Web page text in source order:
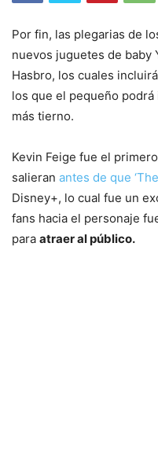
Por fin, las plegarias de
nuevos juguetes de baby
Hasbro, los cuales
los que el pequeño
más tierno.
Kevin Feige fue el
salieran antes de que
Disney+, lo cual fue un
fans hacia el personaje
para atraer al público.